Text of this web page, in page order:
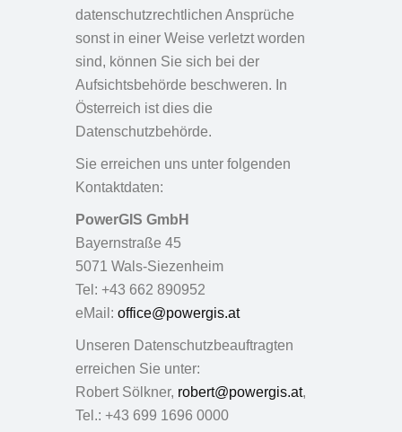
datenschutzrechtlichen Ansprüche
sonst in einer Weise verletzt worden
sind, können Sie sich bei der
Aufsichtsbehörde beschweren. In
Österreich ist dies die
Datenschutzbehörde.
Sie erreichen uns unter folgenden
Kontaktdaten:
PowerGIS GmbH
Bayernstraße 45
5071 Wals-Siezenheim
Tel: +43 662 890952
eMail: office@powergis.at
Unseren Datenschutzbeauftragten
erreichen Sie unter:
Robert Sölkner, robert@powergis.at,
Tel.: +43 699 1696 0000